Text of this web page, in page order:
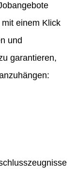
einem Klick
und
garantieren,